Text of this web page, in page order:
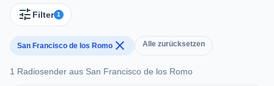
tune Filter 1
San Francisco de los Romo close Alle zurücksetzen
1 Radiosender aus San Francisco de los Romo